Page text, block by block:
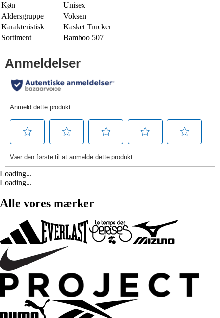
Køn
Unisex
Aldersgruppe
Voksen
Karakteristisk
Kasket Trucker
Sortiment
Bamboo 507
Loading...
Loading...
Alle vores mærker